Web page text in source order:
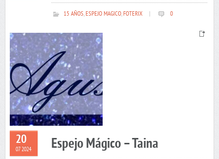
15 AÑOS,ESPEJO MAGICO,FOTERIX 0
20
07 2024 Espejo Mágico – Taina